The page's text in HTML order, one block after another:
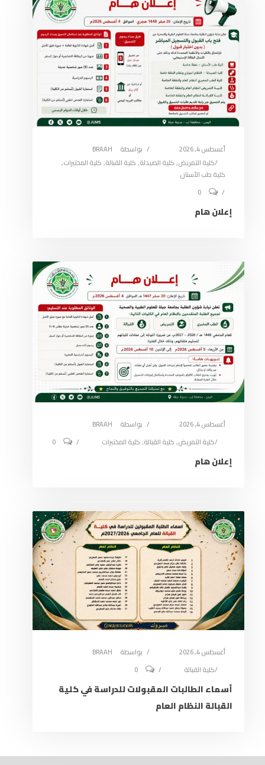
أغسطس 4, 2026 بواسطة
BRAAH
كلية التمريض, كلية الصيدلة, كلية القبالة, كلية المختبرات,
كلية طب الأسنان
0
إعلان هام
أغسطس 4, 2026 بواسطة
BRAAH
كلية التمريض, كلية القبالة, كلية المختبرات 0
إعلان هام
أغسطس 4, 2026 بواسطة
BRAAH
كلية القبالة
0
أسماء الطالبات المقبولات للدراسة في كلية
القبالة النظام العام